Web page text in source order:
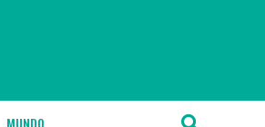
MUNDO